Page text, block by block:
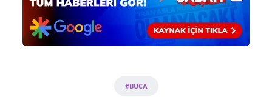
hazırlanmış Aydınlatma Metnimizi okumak ve sitemizde
ilgili mevzuata uygun olarak kullanılan çerezlerle ilgili bilgi
almak için lütfen tıklayınız
#BUCA